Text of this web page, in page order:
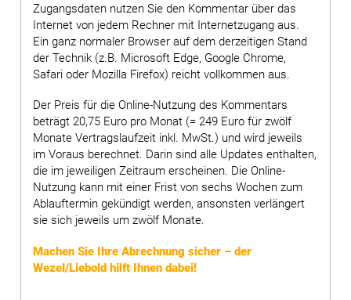
Zugangsdaten nutzen Sie den Kommentar über das
Internet von jedem Rechner mit Internetzugang aus.
Ein ganz normaler Browser auf dem derzeitigen Stand
der Technik (z.B. Microsoft Edge, Google Chrome,
Safari oder Mozilla Firefox) reicht vollkommen aus.
Der Preis für die Online-Nutzung des Kommentars
beträgt 20,75 Euro pro Monat (= 249 Euro für zwölf
Monate Vertragslaufzeit inkl. MwSt.) und wird jeweils
im Voraus berechnet. Darin sind alle Updates enthalten,
die im jeweiligen Zeitraum erscheinen. Die Online-
Nutzung kann mit einer Frist von sechs Wochen zum
Ablauftermin gekündigt werden, ansonsten verlängert
sie sich jeweils um zwölf Monate.
Machen Sie Ihre Abrechnung sicher – der
Wezel/Liebold hilft Ihnen dabei!